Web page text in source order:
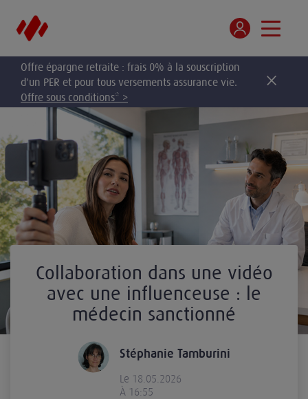
Offre épargne retraite : frais 0% à la souscription
d'un PER et pour tous versements assurance vie.
Offre sous conditions* >
Collaboration dans une vidéo
avec une influenceuse : le
médecin sanctionné
Stéphanie Tamburini
Le 18.05.2026
À 16:55